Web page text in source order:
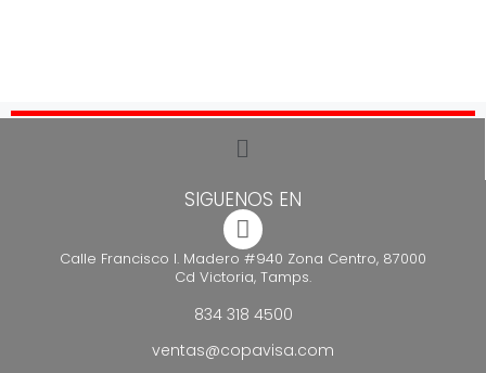
SIGUENOS EN
Calle Francisco I. Madero #940 Zona Centro, 87000
Cd Victoria, Tamps.
834 318 4500
ventas@copavisa.com